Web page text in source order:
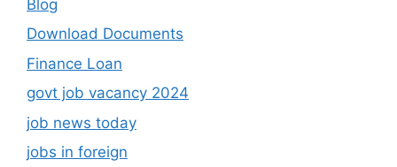
Blog
Download Documents
Finance Loan
govt job vacancy 2024
job news today
jobs in foreign